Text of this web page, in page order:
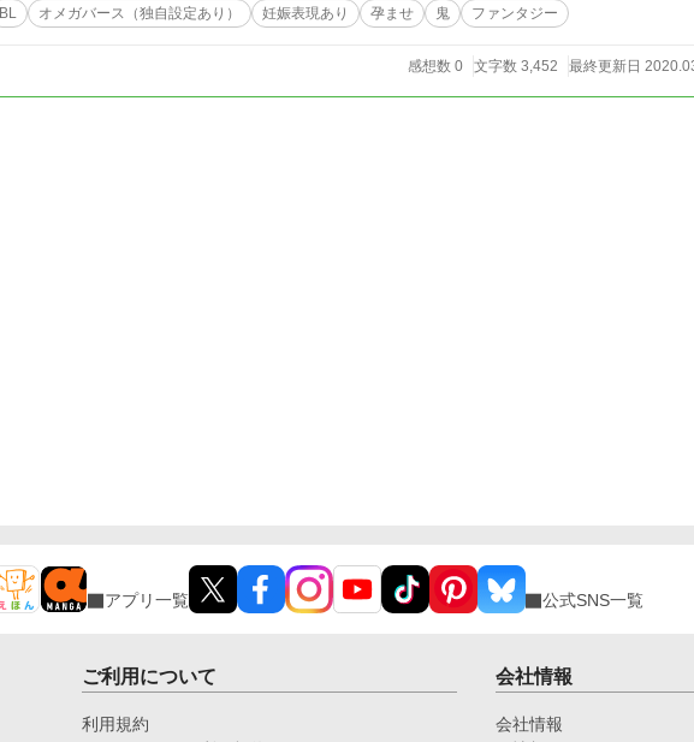
BL オメガバース（独自設定あり） 妊娠表現あり 孕ませ 鬼 ファンタジー
感想数 0 文字数 3,452 最終更新日
アプリ一覧 公式SNS一覧
ご利用について
利用規約
会社情報
会社情報